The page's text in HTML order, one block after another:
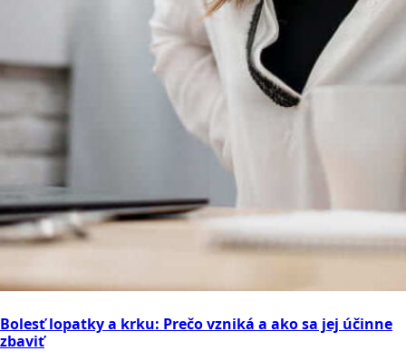
Bolesť lopatky a krku: Prečo vzniká a ako sa jej účinne
zbaviť